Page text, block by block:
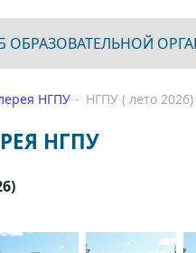
ОБРАЗОВАТЕЛЬНОЙ
НГПУ НГПУ ( лето 2026)
НГПУ